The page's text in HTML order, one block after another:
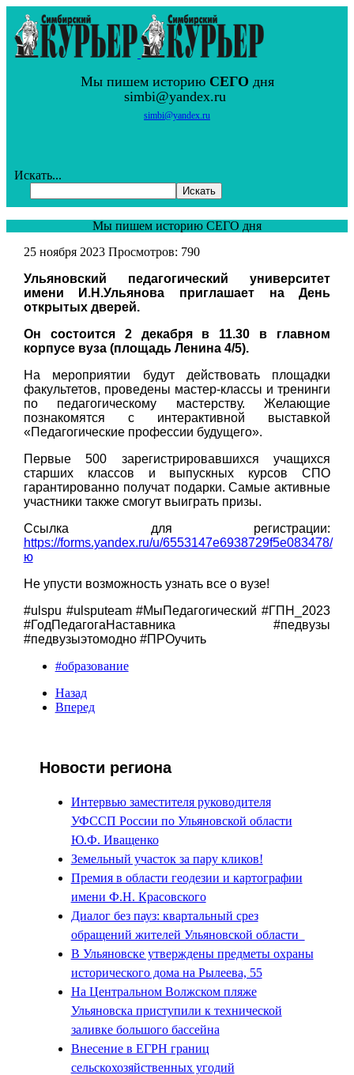
Мы пишем историю СЕГО дня
simbi@yandex.ru
simbi@yandex.ru
Искать...
Искать
Мы пишем историю СЕГО дня
25 ноября 2023 Просмотров: 790
Ульяновский педагогический университет
имени И.Н.Ульянова приглашает на День
открытых дверей.
Он состоится 2 декабря в 11.30 в главном
корпусе вуза (площадь Ленина 4/5).
На мероприятии будут действовать площадки
факультетов, проведены мастер-классы и тренинги
по педагогическому мастерству. Желающие
познакомятся с интерактивной выставкой
«Педагогические профессии будущего».
Первые 500 зарегистрировавшихся учащихся
старших классов и выпускных курсов СПО
гарантированно получат подарки. Самые активные
участники также смогут выиграть призы.
Ссылка для регистрации:
https://forms.yandex.ru/u/6553147e6938729f5e083478/
ю
Не упусти возможность узнать все о вузе!
#ulspu #ulsputeam #МыПедагогический #ГПН_2023
#ГодПедагогаНаставника #педвузы
#педвузыэтомодно #ПРОучить
#образование
Назад
Вперед
Новости региона
Интервью заместителя руководителя
УФССП России по Ульяновской области
Ю.Ф. Иващенко
Земельный участок за пару кликов!
Премия в области геодезии и картографии
имени Ф.Н. Красовского
Диалог без пауз: квартальный срез
обращений жителей Ульяновской области
В Ульяновске утверждены предметы охраны
исторического дома на Рылеева, 55
На Центральном Волжском пляже
Ульяновска приступили к технической
заливке большого бассейна
Внесение в ЕГРН границ
сельскохозяйственных угодий